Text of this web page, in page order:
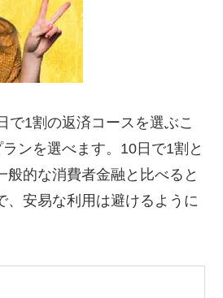
で1割の返済コースを選ぶこ
ンを選べます。10日で1割と
的な消費者金融と比べると
安易な利用は避けるように